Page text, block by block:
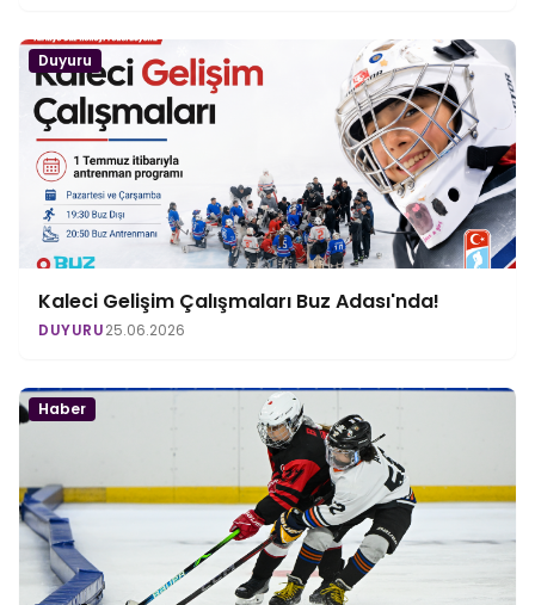
Duyuru
Kaleci Gelişim Çalışmaları Buz Adası'nda!
DUYURU25.06.2026
Haber